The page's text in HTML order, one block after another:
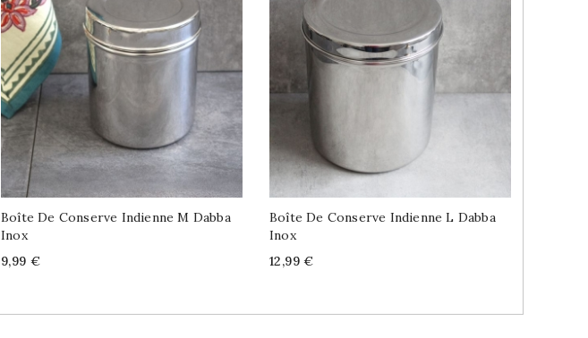
Boîte De Conserve Indienne M Dabba
Inox
Price
9,99 €
Boîte De Conserve Indienne L Dabba
Inox
Price
12,99 €